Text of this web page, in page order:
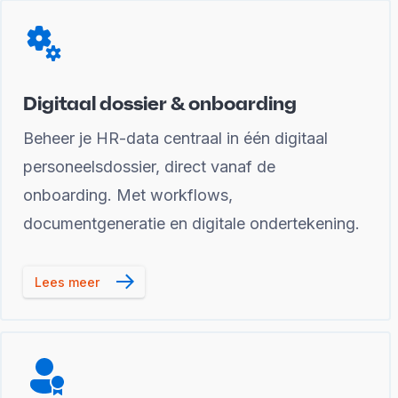
Digitaal dossier & onboarding
Beheer je HR-data centraal in één digitaal
personeelsdossier, direct vanaf de
onboarding. Met workflows,
documentgeneratie en digitale ondertekening.
Lees meer